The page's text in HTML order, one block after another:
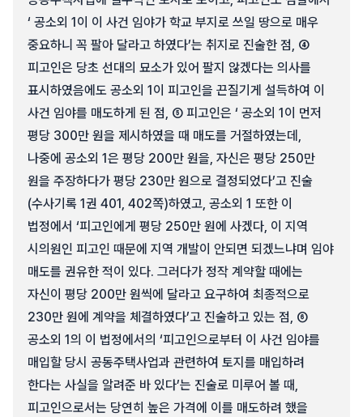
‘ 공소외 1이 이 사건 임야가 학교 부지로 쓰일 땅으로 매우
중요하니 꼭 팔아 달라고 하였다’는 취지로 진술한 점, ④
피고인은 당초 선대의 묘소가 있어 팔지 않겠다는 의사를
표시하였음에도 공소외 1이 피고인을 끈질기게 설득하여 이
사건 임야를 매도하게 된 점, ⑤ 피고인은 ‘ 공소외 1이 먼저
평당 300만 원을 제시하였을 때 매도를 거절하였는데,
나중에 공소외 1은 평당 200만 원을, 자신은 평당 250만
원을 주장하다가 평당 230만 원으로 결정되었다’고 진술
(수사기록 1권 401, 402쪽)하였고, 공소외 1 또한 이
법정에서 ‘피고인에게 평당 250만 원에 사겠다, 이 지역
시의원인 피고인 때문에 지역 개발이 안되면 되겠느냐며 임야
매도를 권유한 적이 있다. 그러다가 정작 계약할 때에는
자신이 평당 200만 원씩에 달라고 요구하여 최종적으로
230만 원에 계약을 체결하였다’고 진술하고 있는 점, ⑥
공소외 1의 이 법정에서의 ‘피고인으로부터 이 사건 임야를
매입할 당시 공동주택사업과 관련하여 토지를 매입하려
한다는 사실을 알려준 바 있다’는 진술로 미루어 볼 때,
피고인으로서는 당연히 높은 가격에 이를 매도하려 했을